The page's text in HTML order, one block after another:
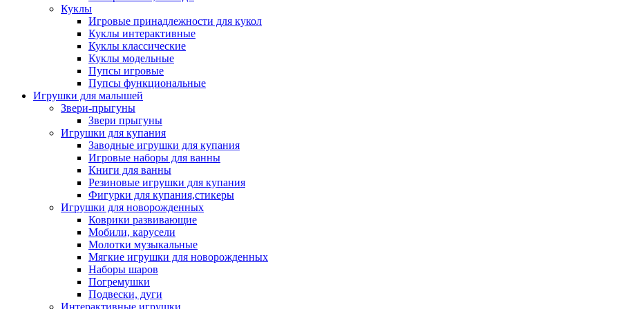
Куклы
Игровые принадлежности для кукол
Куклы интерактивные
Куклы классические
Куклы модельные
Пупсы игровые
Пупсы функциональные
Игрушки для малышей
Звери-прыгуны
Звери прыгуны
Игрушки для купания
Заводные игрушки для купания
Игровые наборы для ванны
Книги для ванны
Резиновые игрушки для купания
Фигурки для купания,стикеры
Игрушки для новорожденных
Коврики развивающие
Мобили, карусели
Молотки музыкальные
Мягкие игрушки для новорожденных
Наборы шаров
Погремушки
Подвески, дуги
Интерактивные игрушки